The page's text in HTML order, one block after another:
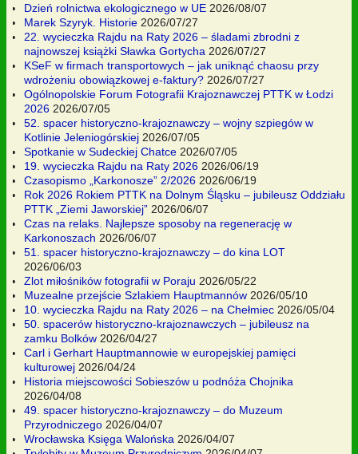
Dzień rolnictwa ekologicznego w UE 2026/08/07
Marek Szyryk. Historie 2026/07/27
22. wycieczka Rajdu na Raty 2026 – śladami zbrodni z
najnowszej książki Sławka Gortycha 2026/07/27
KSeF w firmach transportowych – jak uniknąć chaosu przy
wdrożeniu obowiązkowej e-faktury? 2026/07/27
Ogólnopolskie Forum Fotografii Krajoznawczej PTTK w Łodzi
2026 2026/07/05
52. spacer historyczno-krajoznawczy – wojny szpiegów w
Kotlinie Jeleniogórskiej 2026/07/05
Spotkanie w Sudeckiej Chatce 2026/07/05
19. wycieczka Rajdu na Raty 2026 2026/06/19
Czasopismo „Karkonosze” 2/2026 2026/06/19
Rok 2026 Rokiem PTTK na Dolnym Śląsku – jubileusz Oddziału
PTTK „Ziemi Jaworskiej” 2026/06/07
Czas na relaks. Najlepsze sposoby na regenerację w
Karkonoszach 2026/06/07
51. spacer historyczno-krajoznawczy – do kina LOT
2026/06/03
Zlot miłośników fotografii w Poraju 2026/05/22
Muzealne przejście Szlakiem Hauptmannów 2026/05/10
10. wycieczka Rajdu na Raty 2026 – na Chełmiec 2026/05/04
50. spacerów historyczno-krajoznawczych – jubileusz na
zamku Bolków 2026/04/27
Carl i Gerhart Hauptmannowie w europejskiej pamięci
kulturowej 2026/04/24
Historia miejscowości Sobieszów u podnóża Chojnika
2026/04/08
49. spacer historyczno-krajoznawczy – do Muzeum
Przyrodniczego 2026/04/07
Wrocławska Księga Walońska 2026/04/07